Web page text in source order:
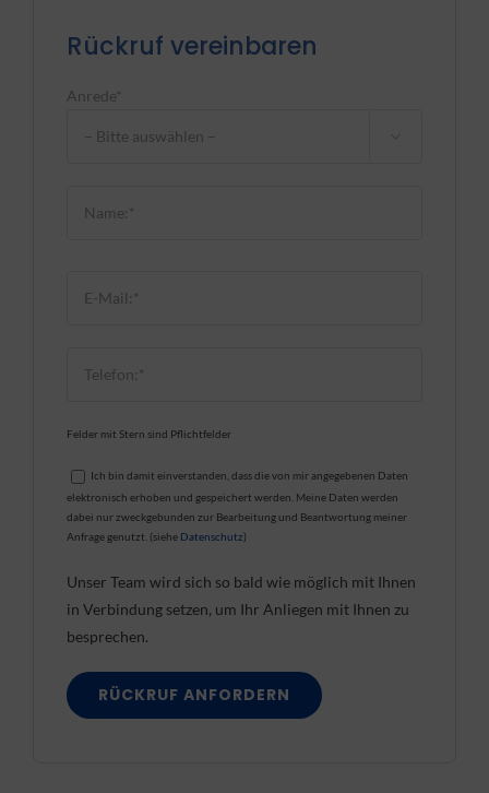
Rückruf vereinbaren
Anrede*
Felder mit Stern sind Pflichtfelder
Ich bin damit einverstanden, dass die von mir angegebenen Daten
elektronisch erhoben und gespeichert werden. Meine Daten werden
dabei nur zweckgebunden zur Bearbeitung und Beantwortung meiner
Anfrage genutzt. (siehe Datenschutz)
Unser Team wird sich so bald wie möglich mit Ihnen
in Verbindung setzen, um Ihr Anliegen mit Ihnen zu
besprechen.